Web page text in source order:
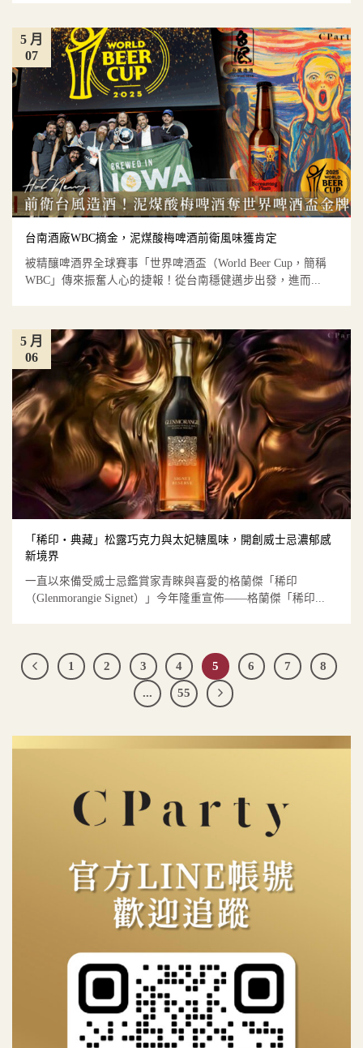
台南酒廠WBC摘金，泥煤酸梅啤酒前衛風味獲肯定
被精釀啤酒界全球賽事「世界啤酒盃（World Beer Cup，簡稱
WBC」傳來振奮人心的捷報！從台南穩健邁步出發，進而...
07
5 月
「稀印‧典藏」松露巧克力與太妃糖風味，開創威士忌濃郁感
新境界
一直以來備受威士忌鑑賞家青睞與喜愛的格蘭傑「稀印
（Glenmorangie Signet）」今年隆重宣佈——格蘭傑「稀印...
06
5 月
1 2 3 4 5 6 7 8
... 55